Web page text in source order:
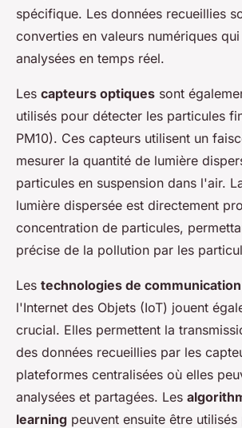
spécifique. Les données recueillies
converties en valeurs numériques
analysées en temps réel.
Les capteurs optiques sont
utilisés pour détecter les particules
PM10). Ces capteurs utilisent un
mesurer la quantité de lumière
particules en suspension dans l'air.
lumière dispersée est directement
concentration de particules,
précise de la pollution par les
Les technologies de communication
l'Internet des Objets (IoT) jouent
crucial. Elles permettent la
des données recueillies par les
plateformes centralisées où elles
analysées et partagées. Les
learning peuvent ensuite être